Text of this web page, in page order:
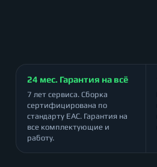
24 мес. Гарантия на всё
7 лет сервиса. Сборка
сертифицирована по
стандарту ЕАС. Гарантия на
все комплектующие и
работу.